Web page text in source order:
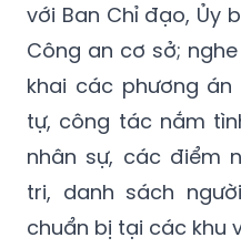
với Ban Chỉ đạo, Ủy
Công an cơ sở;
khai các phương
tự, công tác nắm
nhân sự, các điểm
tri, danh sách
chuẩn bị tại các khu